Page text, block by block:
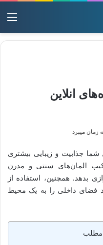
انلاین
جذابیت و زیبایی بیشتری
المان‌های سنتی و مدرن
بدهد. همچنین، استفاده از
فضای داخلی را به یک محیط
مطلب